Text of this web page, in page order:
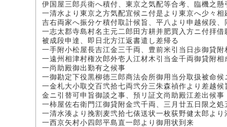
伊国屋三郎兵衛へ積付、東京之気配等合考、臨機之
一清水より東京之方気配宜候ニ付是より東京へ少々
吉右両家へ振分ケ積付取計候旨、平八より申越候段
一志太郡寺島村名主元二郎田方耕并肥買入方ニ付拝
被成段申達、即日北方江返書遣し差帰る
一手附小松屋長吉江金三千両、豊前米引当日歩御貸附
一遠州相津村権次郎外壱人江材木引当金千両御貸附相
一尚助殿御出勤有之候事
一御勘定下役黒柳徳三郎商法会所御用当分取扱被命
一金札大小取交百弐拾七両弐分三朱森禎作より差越
金ニ引替可申旨御談之事、預リ証文尚助殿江差出候事
一柿屋佐右衛門江御貸附金弐千両、三月廿五日限之
一清水湊より挽割麦弐拾七俵送状一枚荻野健太郎より
一西京矢村小四郎平島直一郎より御用状到来